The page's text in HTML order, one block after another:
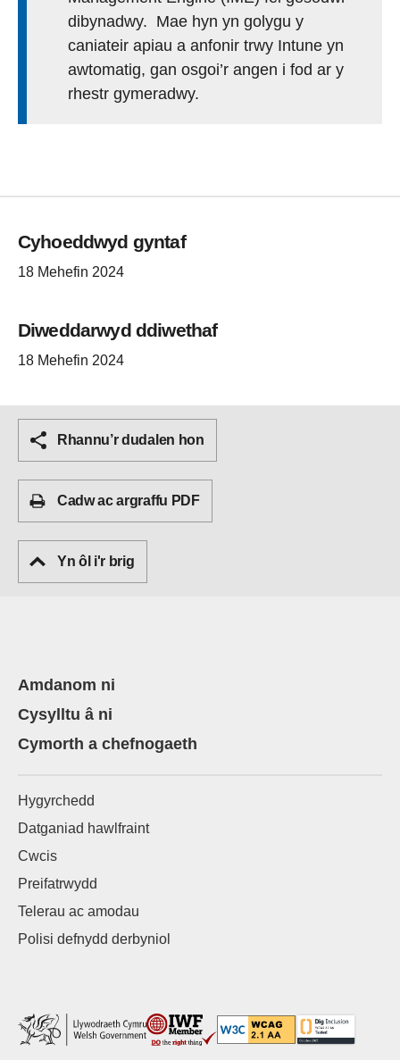
dibynadwy. Mae hyn yn golygu y
caniateir apiau a anfonir trwy Intune yn
awtomatig, gan osgoi’r angen i fod ar y
rhestr gymeradwy.
Cyhoeddwyd gyntaf
18 Mehefin 2024
Diweddarwyd ddiwethaf
18 Mehefin 2024
Rhannu’r dudalen hon
Cadw ac argraffu PDF
Yn ôl i'r brig
Amdanom ni
Cysylltu â ni
Cymorth a chefnogaeth
Hygyrchedd
Datganiad hawlfraint
Cwcis
Preifatrwydd
Telerau ac amodau
Polisi defnydd derbyniol